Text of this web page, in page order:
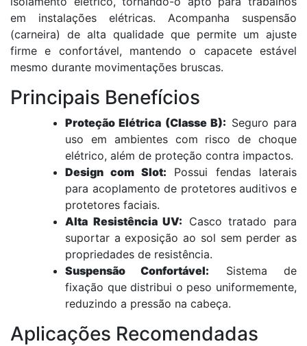
em instalações elétricas. Acompanha suspensão
(carneira) de alta qualidade que permite um ajuste
firme e confortável, mantendo o capacete estável
mesmo durante movimentações bruscas.
Principais Benefícios
Proteção Elétrica (Classe B): Seguro para
uso em ambientes com risco de choque
elétrico, além de proteção contra impactos.
Design com Slot: Possui fendas laterais
para acoplamento de protetores auditivos e
protetores faciais.
Alta Resistência UV: Casco tratado para
suportar a exposição ao sol sem perder as
propriedades de resistência.
Suspensão Confortável: Sistema de
fixação que distribui o peso uniformemente,
reduzindo a pressão na cabeça.
Aplicações Recomendadas